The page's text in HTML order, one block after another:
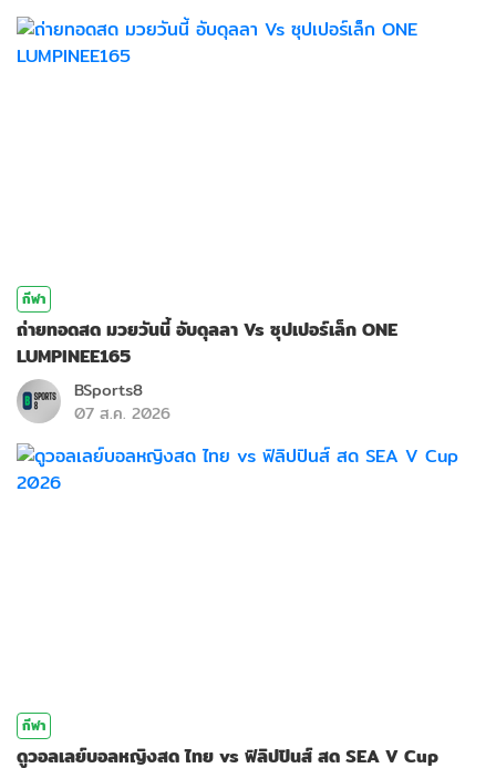
กีฬา
ถ่ายทอดสด มวยวันนี้ อับดุลลา Vs ซุปเปอร์เล็ก ONE
LUMPINEE165
BSports8
07 ส.ค. 2026
กีฬา
ดูวอลเลย์บอลหญิงสด ไทย vs ฟิลิปปินส์ สด SEA V Cup